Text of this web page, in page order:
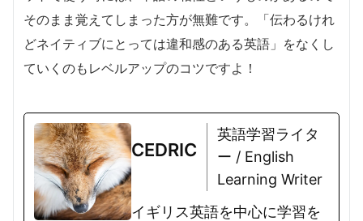
そのまま覚えてしまった方が無難です。「伝わるけれ
どネイティブにとっては違和感のある英語」をなくし
ていくのもレベルアップのコツですよ！
CEDRIC
英語学習ライタ
ー / English
Learning Writer
イギリス英語を中心に学習を